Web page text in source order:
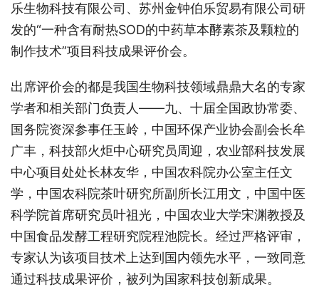
乐生物科技有限公司、苏州金钟伯乐贸易有限公司研
发的“一种含有耐热SOD的中药草本酵素茶及颗粒的
制作技术”项目科技成果评价会。
出席评价会的都是我国生物科技领域鼎鼎大名的专家
学者和相关部门负责人——九、十届全国政协常委、
国务院资深参事任玉岭，中国环保产业协会副会长牟
广丰，科技部火炬中心研究员周迎，农业部科技发展
中心项目处处长林友华，中国农科院办公室主任文
学，中国农科院茶叶研究所副所长江用文，中国中医
科学院首席研究员叶祖光，中国农业大学宋渊教授及
中国食品发酵工程研究院程池院长。经过严格评审，
专家认为该项目技术上达到国内领先水平，一致同意
通过科技成果评价，被列为国家科技创新成果。